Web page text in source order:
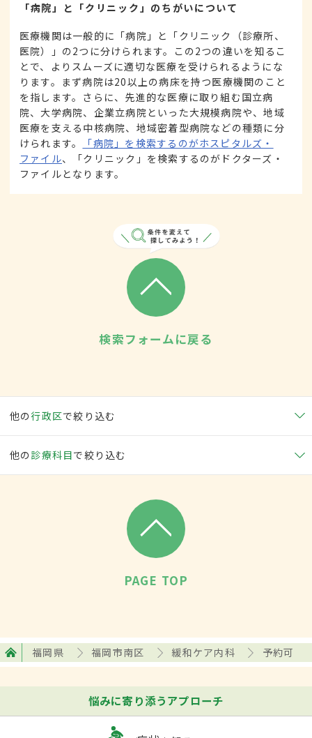
「病院」と「クリニック」のちがいについて
医療機関は一般的に「病院」と「クリニック（診療所、
医院）」の2つに分けられます。この2つの違いを知るこ
とで、よりスムーズに適切な医療を受けられるようにな
ります。まず病院は20以上の病床を持つ医療機関のこと
を指します。さらに、先進的な医療に取り組む国立病
院、大学病院、企業立病院といった大規模病院や、地域
医療を支える中核病院、地域密着型病院などの種類に分
けられます。
「病院」を検索するのがホスピタルズ・
ファイル、「クリニック」を検索するのがドクターズ・
ファイルとなります。
検索フォームに戻る
他の行政区で絞り込む
他の 診療科目で絞り込む
PAGE TOP
福岡県 福岡市南区 緩和ケア内科 予約可
悩みに寄り添うアプローチ